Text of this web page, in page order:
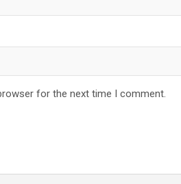
for the next time I comment.